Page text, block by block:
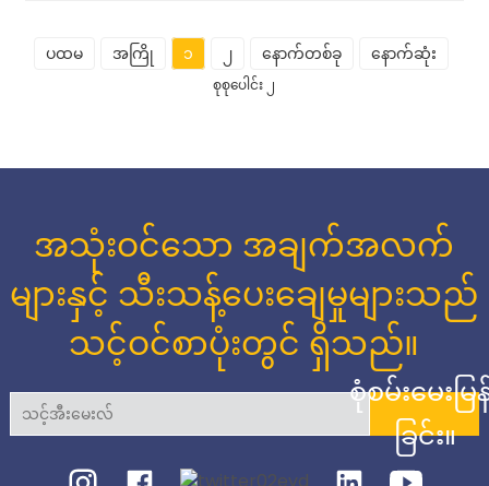
ပထမ အကြို ၁ ၂ နောက်တစ်ခု နောက်ဆုံး
စုစုပေါင်း ၂
အသုံးဝင်သော အချက်အလက်
များနှင့် သီးသန့်ပေးချေမှုများသည်
သင့်ဝင်စာပုံးတွင် ရှိသည်။
စုံစမ်းမေးမြ
ခြင်း။